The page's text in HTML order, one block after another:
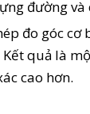
đường
đo góc
quả là
cao hơn.